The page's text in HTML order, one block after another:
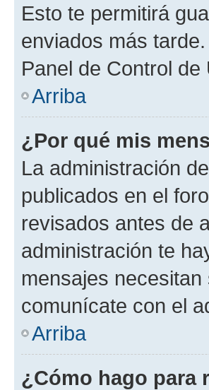
Esto te permitirá
enviados más
Panel de Control de
Arriba
¿Por qué mis
La administración
publicados en el
revisados antes de
administración te
mensajes
comunícate con el
Arriba
¿Cómo hago para